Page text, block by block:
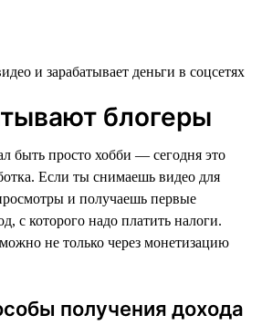
блогеры
быть просто хобби — сегодня это
Если ты снимаешь видео для
и получаешь первые
с которого надо платить налоги.
не только через монетизацию
получения дохода